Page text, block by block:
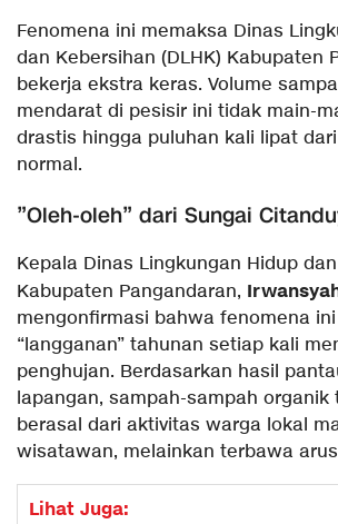
​Fenomena ini memaksa Dinas
dan Kebersihan (DLHK) Kabupaten
bekerja ekstra keras. Volume
mendarat di pesisir ini tidak main-
drastis hingga puluhan kali lipat
normal.
​”Oleh-oleh” dari Sungai
​Kepala Dinas Lingkungan Hidup
Kabupaten Pangandaran,
mengonfirmasi bahwa fenomena
“langganan” tahunan setiap kali
penghujan. Berdasarkan hasil
lapangan, sampah-sampah organik
berasal dari aktivitas warga lokal
wisatawan, melainkan terbawa
Lihat Juga: